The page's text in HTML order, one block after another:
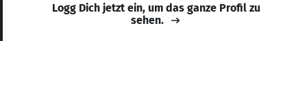
Logg Dich jetzt ein, um das ganze Profil zu
sehen.